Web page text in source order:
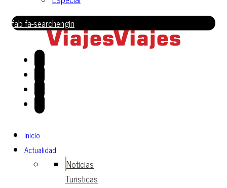
fab fa-searchengin
Inicio
Actualidad
Noticias
Turisticas